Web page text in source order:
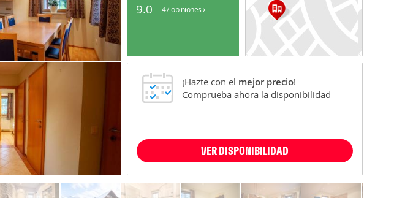
9.0 47 opiniones
¡Hazte con el mejor precio!
Comprueba ahora la disponibilidad
VER DISPONIBILIDAD